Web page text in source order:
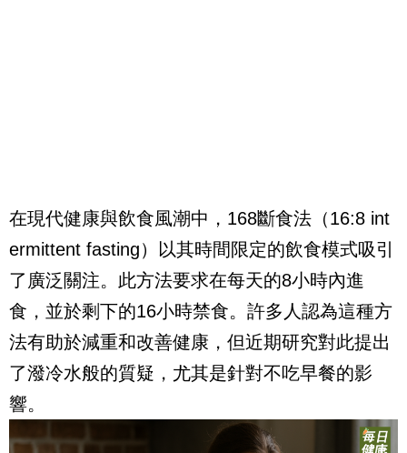
在現代健康與飲食風潮中，168斷食法（16:8 int
ermittent fasting）以其時間限定的飲食模式吸引
了廣泛關注。此方法要求在每天的8小時內進
食，並於剩下的16小時禁食。許多人認為這種方
法有助於減重和改善健康，但近期研究對此提出
了潑冷水般的質疑，尤其是針對不吃早餐的影
響。